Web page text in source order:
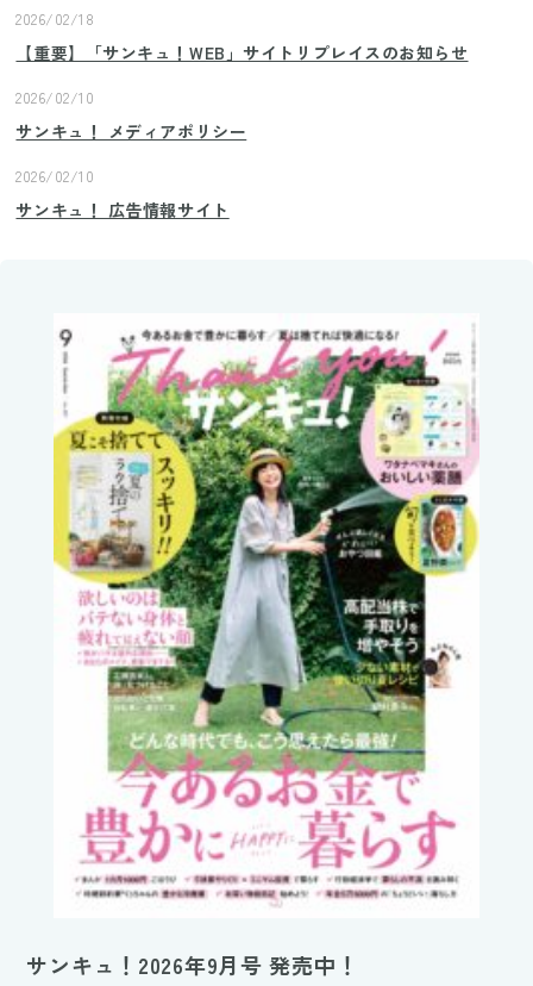
2026/02/18
【重要】「サンキュ！WEB」サイトリプレイスのお知らせ
2026/02/10
サンキュ！ メディアポリシー
2026/02/10
サンキュ！ 広告情報サイト
サンキュ！2026年9月号 発売中！